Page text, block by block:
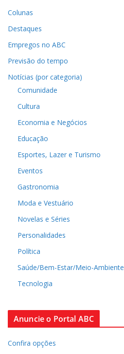
Colunas
Destaques
Empregos no ABC
Previsão do tempo
Notícias (por categoria)
Comunidade
Cultura
Economia e Negócios
Educação
Esportes, Lazer e Turismo
Eventos
Gastronomia
Moda e Vestuário
Novelas e Séries
Personalidades
Política
Saúde/Bem-Estar/Meio-Ambiente
Tecnologia
Anuncie o Portal ABC
Confira opções